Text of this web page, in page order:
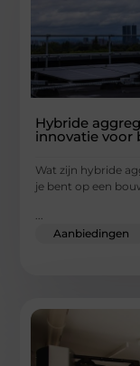
Hybride
innovatie voor
Wat zijn hybride
je bent op een
...
Aanbiedingen